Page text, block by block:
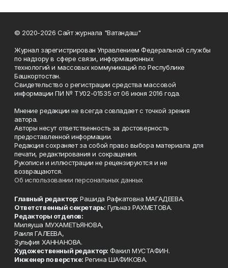
© 2020-2026 Сайт журнала "Ватандаш"
Журнал зарегистрирован Управлением Федеральной службы
по надзору в сфере связи, информационных
технологий и массовых коммуникаций по Республике
Башкортостан.
Свидетельство о регистрации средства массовой
информации ПИ № ТУ02-01535 от 06 июня 2016 года.
Мнение редакции не всегда совпадает с точкой зрения
автора.
Авторы несут ответственность за достоверность
предоставленной информации.
Редакция сохраняет за собой право выбора материала для
печати, редактирования и сокращения.
Рукописи и иллюстрации не рецензируются и не
возвращаются.
Об использовании персональных данных
Главный редактор: Рашида Рафкатовна МАГАДЕЕВА.
Ответственный секретарь: Гульназ РАХМЕТОВА.
Редакторы отделов:
Миляуша МУХАМЕТЬЯНОВА,
Раиля ГАЛЕЕВА,
Зульфия ХАННАНОВА.
Художественный редактор: Факил МУСТАФИН.
Инженер по верстке: Регина ШАФИКОВА.